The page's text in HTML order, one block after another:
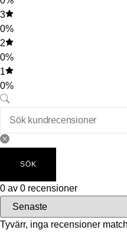
3
0%
2
0%
1
0%
SÖK
0 av 0 recensioner
Tyvärr, inga recensioner